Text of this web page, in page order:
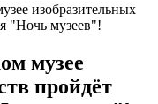
изобразительных
"Ночь музеев"!
музее
пройдёт